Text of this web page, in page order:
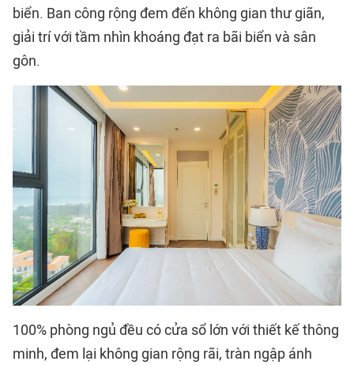
biển. Ban công rộng đem đến không gian thư giãn,
giải trí với tầm nhìn khoáng đạt ra bãi biển và sân
gôn.
100% phòng ngủ đều có cửa sổ lớn với thiết kế thông
minh, đem lại không gian rộng rãi, tràn ngập ánh